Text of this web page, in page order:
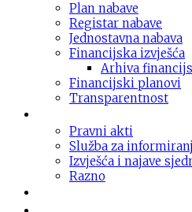
Plan nabave
Registar nabave
Jednostavna nabava
Financijska izvješća
Arhiva
Financijski planovi
Transparentnost
Pravni akti
Služba za
Izvješća i najave
Razno